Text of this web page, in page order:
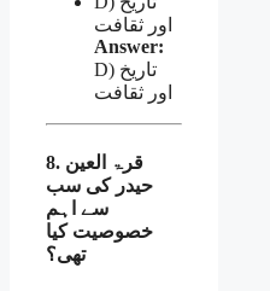
اور ثقافت
Answer:
D) تاریخ
اور ثقافت
8. قرۃ العین
حیدر کی سب
سے اہم
خصوصیت کیا
تھی؟